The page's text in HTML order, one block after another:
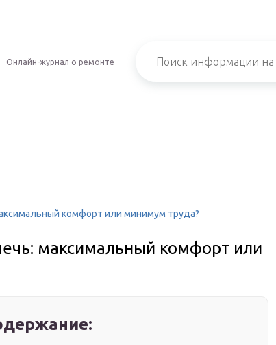
Онлайн-журнал о ремонте
комфорт или минимум труда?
максимальный комфорт или